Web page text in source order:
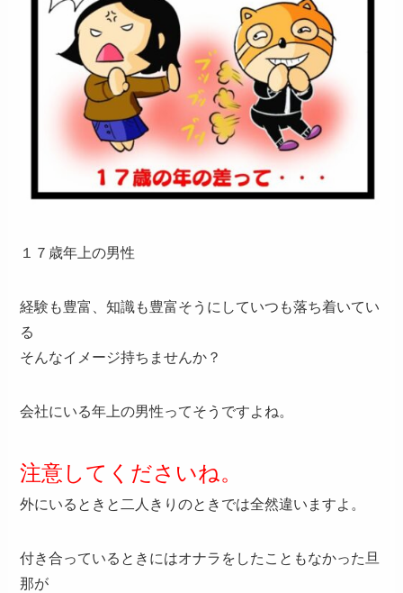
１７歳年上の男性
経験も豊富、知識も豊富そうにしていつも落ち着いてい
る
そんなイメージ持ちませんか？
会社にいる年上の男性ってそうですよね。
注意してくださいね。
外にいるときと二人きりのときでは全然違いますよ。
付き合っているときにはオナラをしたこともなかった旦
那が